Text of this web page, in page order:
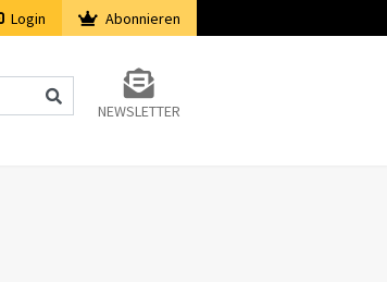
Login Abonnieren
NEWSLETTER